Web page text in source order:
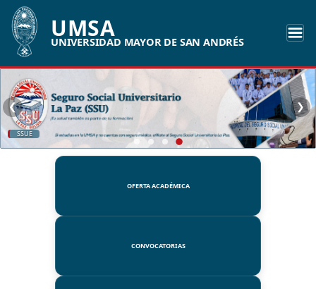
UMSA
UNIVERSIDAD MAYOR DE SAN ANDRÉS
SSUE
❮ ❯
OFERTA ACADÉMICA
CONVOCATORIAS